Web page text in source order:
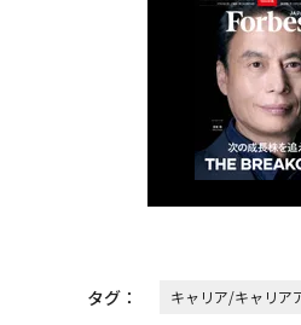
タグ： キャリア/キャリア